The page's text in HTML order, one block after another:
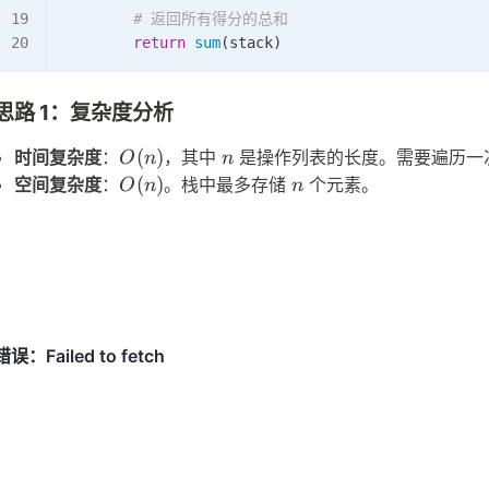
        # 返回所有得分的总和
        return
sum(stack)
路 1：复杂度分析
时间复杂度： O(n)
O(n)，其中 n
n是操作列表的长度。需要遍历一
空间复杂度： O(n)
O(n)。栈中最多存储 n
n个元素。